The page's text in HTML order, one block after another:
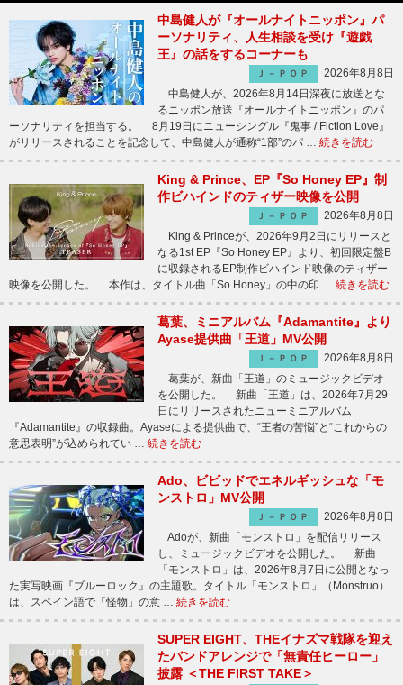
中島健人が『オールナイトニッポン』パ
ーソナリティ、人生相談を受け『遊戯
王』の話をするコーナーも
Ｊ－ＰＯＰ
2026年8月8日
中島健人が、2026年8月14日深夜に放送とな
るニッポン放送『オールナイトニッポン』のパ
ーソナリティを担当する。 8月19日にニューシングル『鬼事 / Fiction Love』
がリリースされることを記念して、中島健人が通称“1部”のパ … 続きを読む
King & Prince、EP『So Honey EP』制
作ビハインドのティザー映像を公開
Ｊ－ＰＯＰ
2026年8月8日
King & Princeが、2026年9月2日にリリースと
なる1st EP『So Honey EP』より、初回限定盤B
に収録されるEP制作ビハインド映像のティザー
映像を公開した。 本作は、タイトル曲「So Honey」の中の印 … 続きを読む
葛葉、ミニアルバム『Adamantite』より
Ayase提供曲「王道」MV公開
Ｊ－ＰＯＰ
2026年8月8日
葛葉が、新曲「王道」のミュージックビデオ
を公開した。 新曲「王道」は、2026年7月29
日にリリースされたニューミニアルバム
『Adamantite』の収録曲。Ayaseによる提供曲で、“王者の苦悩”と“これからの
意思表明”が込められてい … 続きを読む
Ado、ビビッドでエネルギッシュな「モ
ンストロ」MV公開
Ｊ－ＰＯＰ
2026年8月8日
Adoが、新曲「モンストロ」を配信リリース
し、ミュージックビデオを公開した。 新曲
「モンストロ」は、2026年8月7日に公開となっ
た実写映画『ブルーロック』の主題歌。タイトル「モンストロ」（Monstruo）
は、スペイン語で「怪物」の意 … 続きを読む
SUPER EIGHT、THEイナズマ戦隊を迎え
たバンドアレンジで「無責任ヒーロー」
披露 ＜THE FIRST TAKE＞